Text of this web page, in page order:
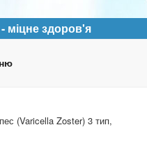
міцне здоров'я
(Varicella Zoster) 3 тип,